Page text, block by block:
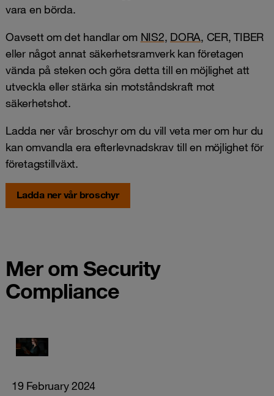
vara en börda.
Oavsett om det handlar om NIS2, DORA, CER, TIBER
eller något annat säkerhetsramverk kan företagen
vända på steken och göra detta till en möjlighet att
utveckla eller stärka sin motståndskraft mot
säkerhetshot.
Ladda ner vår broschyr om du vill veta mer om hur du
kan omvandla era efterlevnadskrav till en möjlighet för
företagstillväxt.
Ladda ner vår broschyr
Mer om Security
Compliance
19 February 2024